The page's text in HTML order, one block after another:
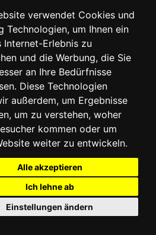
verwendet Cookies und
Technologien, um Ihnen ein
Internet-Erlebnis zu
und die Werbung, die Sie
an Ihre Bedürfnisse
Diese Technologien
außerdem, um Ergebnisse
um zu verstehen, woher
kommen oder um
weiter zu entwickeln.
Alle akzeptieren
Ich lehne ab
Einstellungen ändern
Impressum
vorbehalten.
von den Inhalten der Forenbeiträge